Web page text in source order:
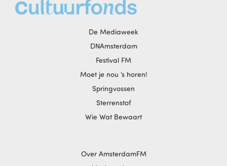
De Mediaweek
DNAmsterdam
Festival FM
Moet je nou ‘s horen!
Springvossen
Sterrenstof
Wie Wat Bewaart
Over AmsterdamFM